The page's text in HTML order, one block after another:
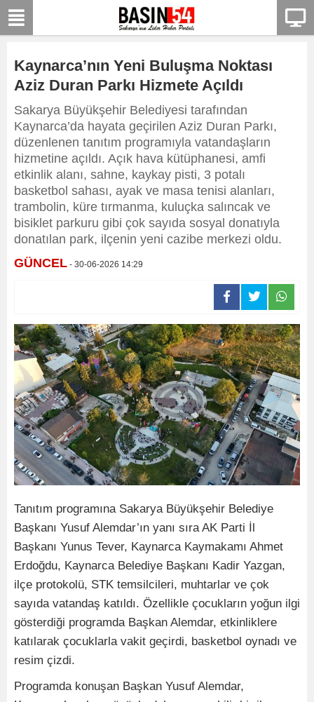
Kaynarca’nın Yeni Buluşma Noktası
Aziz Duran Parkı Hizmete Açıldı
Sakarya Büyükşehir Belediyesi tarafından
Kaynarca’da hayata geçirilen Aziz Duran Parkı,
düzenlenen tanıtım programıyla vatandaşların
hizmetine açıldı. Açık hava kütüphanesi, amfi
etkinlik alanı, sahne, kaykay pisti, 3 potalı
basketbol sahası, ayak ve masa tenisi alanları,
trambolin, küre tırmanma, kuluçka salıncak ve
bisiklet parkuru gibi çok sayıda sosyal donatıyla
donatılan park, ilçenin yeni cazibe merkezi oldu.
GÜNCEL - 30-06-2026 14:29
Tanıtım programına Sakarya Büyükşehir Belediye
Başkanı Yusuf Alemdar’ın yanı sıra AK Parti İl
Başkanı Yunus Tever, Kaynarca Kaymakamı Ahmet
Erdoğdu, Kaynarca Belediye Başkanı Kadir Yazgan,
ilçe protokolü, STK temsilcileri, muhtarlar ve çok
sayıda vatandaş katıldı. Özellikle çocukların yoğun ilgi
gösterdiği programda Başkan Alemdar, etkinliklere
katılarak çocuklarla vakit geçirdi, basketbol oynadı ve
resim çizdi.
Programda konuşan Başkan Yusuf Alemdar,